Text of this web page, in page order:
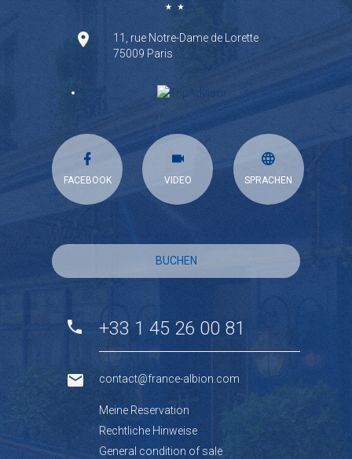
11, rue Notre-Dame de Lorette
75009 Paris
FACEBOOK VIDEO SPRACHEN
BUCHEN
+33 1 45 26 00 81
contact@france-albion.com
Meine Reservation
Rechtliche Hinweise
General condition of sale